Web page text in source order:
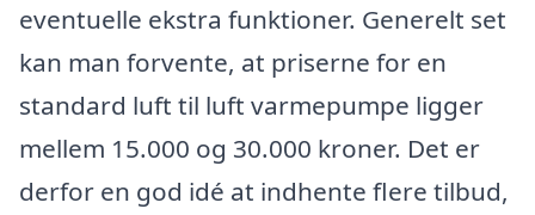
eventuelle ekstra funktioner. Generelt set
kan man forvente, at priserne for en
standard luft til luft varmepumpe ligger
mellem 15.000 og 30.000 kroner. Det er
derfor en god idé at indhente flere tilbud,